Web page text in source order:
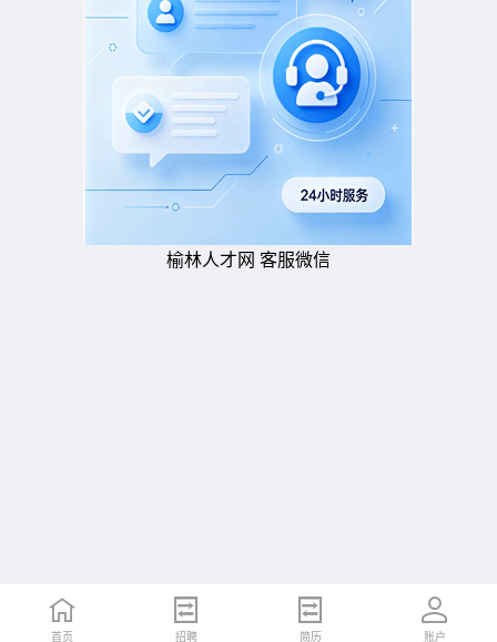
榆林人才网 客服微信
首页 招聘 简历 账户